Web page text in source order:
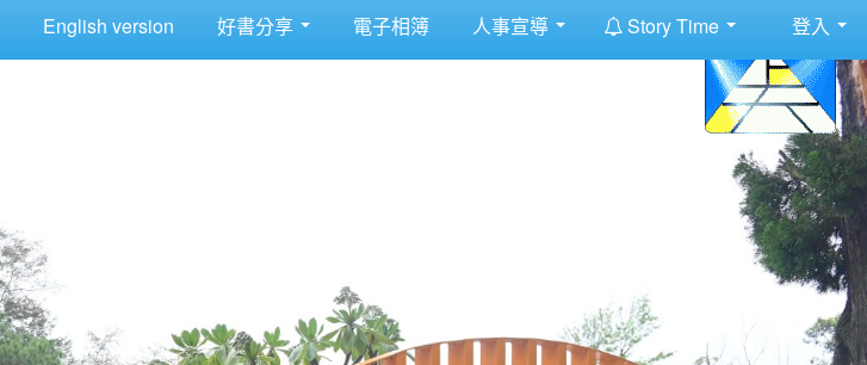
English version 好書分享 電子相簿 人事宣導 Story Time 登入